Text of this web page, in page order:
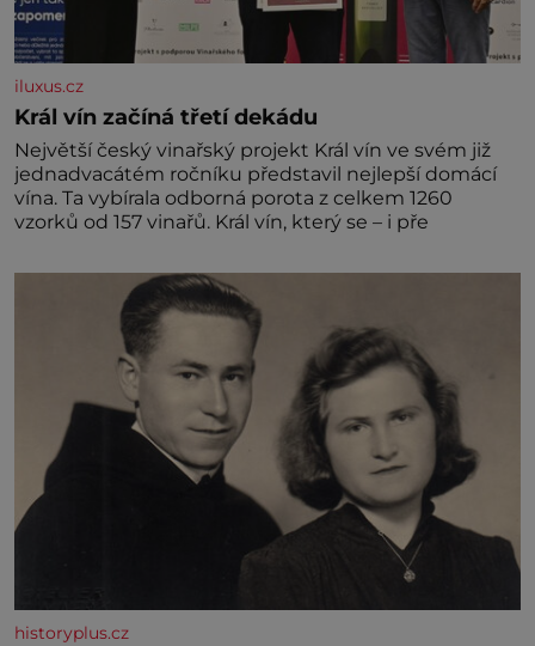
iluxus.cz
Král vín začíná třetí dekádu
Největší český vinařský projekt Král vín ve svém již
jednadvacátém ročníku představil nejlepší domácí
vína. Ta vybírala odborná porota z celkem 1260
vzorků od 157 vinařů. Král vín, který se – i pře
historyplus.cz